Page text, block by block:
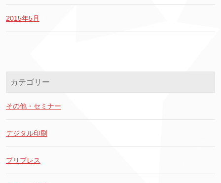
2015年5月
カテゴリー
その他・セミナー
デジタル印刷
プリプレス